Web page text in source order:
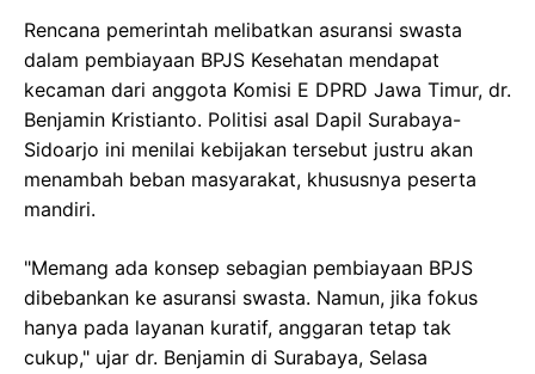
Rencana pemerintah melibatkan asuransi swasta
dalam pembiayaan BPJS Kesehatan mendapat
kecaman dari anggota Komisi E DPRD Jawa Timur, dr.
Benjamin Kristianto. Politisi asal Dapil Surabaya-
Sidoarjo ini menilai kebijakan tersebut justru akan
menambah beban masyarakat, khususnya peserta
mandiri.
"Memang ada konsep sebagian pembiayaan BPJS
dibebankan ke asuransi swasta. Namun, jika fokus
hanya pada layanan kuratif, anggaran tetap tak
cukup," ujar dr. Benjamin di Surabaya, Selasa